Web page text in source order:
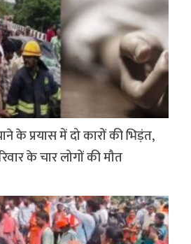
के प्रयास में दो कारों की भिड़ंत,
के चार लोगों की मौत